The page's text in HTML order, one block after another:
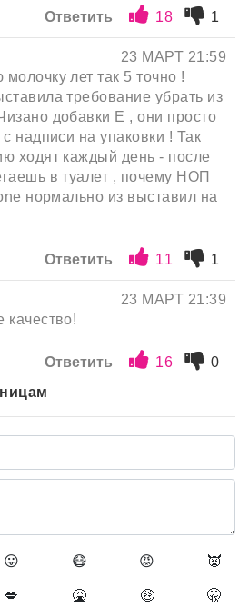
Ответить 18 1
23 МАРТ 21:59
лет так 5 точно !
требование убрать из
добавки Е , они просто
с надписи на упаковки ! Так
ходят каждый день - после
в туалет , почему НОП
нормально из выставил на
Ответить 11 1
23 МАРТ 21:39
качество!
Ответить 16
0
😛 😷 😡 👿
💋 🤮 🤑 🤫